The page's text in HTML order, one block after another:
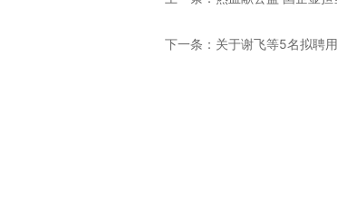
下一条： 关于谢飞等5名拟聘